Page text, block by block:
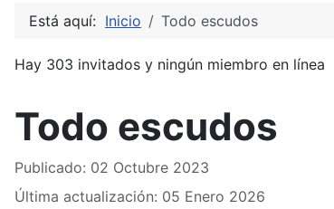
Está aquí: Inicio Todo escudos
Hay 303 invitados y ningún miembro en línea
Todo escudos
Publicado: 02 Octubre 2023
Última actualización: 05 Enero 2026